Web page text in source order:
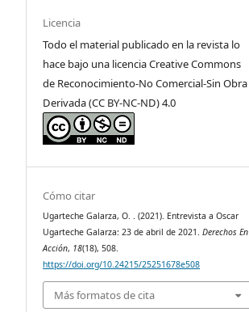
Licencia
Todo el material publicado en la revista lo
hace bajo una licencia Creative Commons
de Reconocimiento-No Comercial-Sin Obra
Derivada (CC BY-NC-ND) 4.0
Cómo citar
Ugarteche Galarza, O. . (2021). Entrevista a Oscar
Ugarteche Galarza: 23 de abril de 2021.Derechos En
Acción, 18(18), 508.
https://doi.org/10.24215/25251678e508
Más formatos de cita